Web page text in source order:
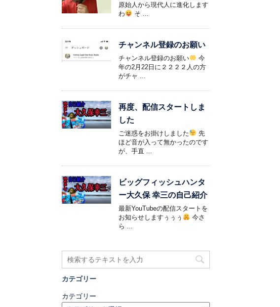
原始人から現代人に進化します
わ
そ ...
チャンネル登録のお願い
チャンネル登録のお願い
今
年の2月22日に２２２２人の方
がチャ ...
再度、配信スタートしま
した
ご迷惑をお掛けしました
先
ほど音が入って無かったのです
が、手直 ...
ビッグフィッシュハンタ
ー大久保 幸三の自己紹介
最新YouTubeの配信スタートを
お知らせしますぅぅぅ
今さ
ら ...
カテゴリー
カテゴリー